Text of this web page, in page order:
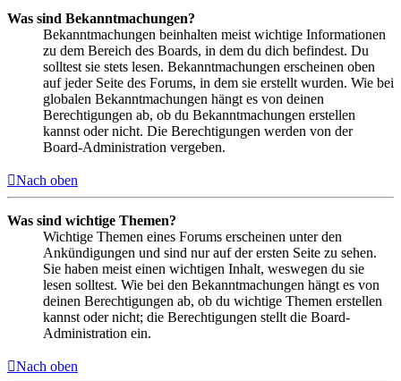
Was sind Bekanntmachungen?
Bekanntmachungen beinhalten meist wichtige Informationen
zu dem Bereich des Boards, in dem du dich befindest. Du
solltest sie stets lesen. Bekanntmachungen erscheinen oben
auf jeder Seite des Forums, in dem sie erstellt wurden. Wie bei
globalen Bekanntmachungen hängt es von deinen
Berechtigungen ab, ob du Bekanntmachungen erstellen
kannst oder nicht. Die Berechtigungen werden von der
Board-Administration vergeben.
Nach oben
Was sind wichtige Themen?
Wichtige Themen eines Forums erscheinen unter den
Ankündigungen und sind nur auf der ersten Seite zu sehen.
Sie haben meist einen wichtigen Inhalt, weswegen du sie
lesen solltest. Wie bei den Bekanntmachungen hängt es von
deinen Berechtigungen ab, ob du wichtige Themen erstellen
kannst oder nicht; die Berechtigungen stellt die Board-
Administration ein.
Nach oben